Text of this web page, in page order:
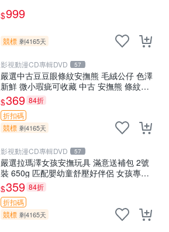
$999
競標 剩4165天
影視動漫CD專輯DVD 57
嚴選中古豆豆眼條紋安撫熊 毛絨公仔 色澤
新鮮 微小瑕疵可收藏 中古 安撫熊 條紋公
仔
$369 84折
折扣碼
競標 剩4165天
影視動漫CD專輯DVD 57
嚴選拉瑪澤女孩安撫玩具 滿意送補包 2號
裝 650g 匹配嬰幼童舒壓好伴侶 女孩專用
安心選擇 安撫玩偶 衝包 玩具
$359 84折
折扣碼
競標 剩4165天